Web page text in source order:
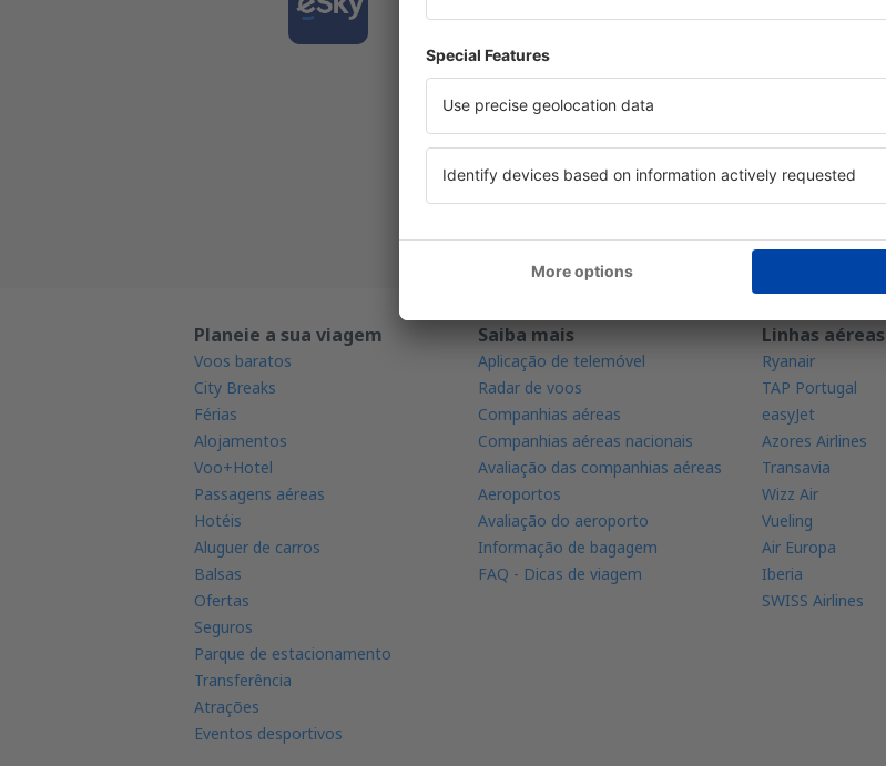
e planeie convenientemente as suas
viagens
A aplicação mais bem avaliada na categoria de viagens
Novas ofertas diárias na palma da sua mão
Todas as suas reservas em um só lugar
Planeie a sua viagem
Voos baratos
City Breaks
Férias
Alojamentos
Voo+Hotel
Passagens aéreas
Hotéis
Aluguer de carros
Balsas
Ofertas
Seguros
Parque de estacionamento
Transferência
Atrações
Eventos desportivos
Saiba mais
Aplicação de telemóvel
Radar de voos
Companhias aéreas
Companhias aéreas nacionais
Avaliação das companhias aéreas
Aeroportos
Avaliação do aeroporto
Informação de bagagem
FAQ - Dicas de viagem
Linhas aéreas
Ryanair
TAP Portugal
easyJet
Azores Airlines
Transavia
Wizz Air
Vueling
Air Europa
Iberia
SWISS Airlines